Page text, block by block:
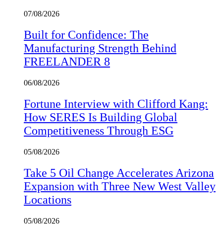
07/08/2026
Built for Confidence: The
Manufacturing Strength Behind
FREELANDER 8
06/08/2026
Fortune Interview with Clifford Kang:
How SERES Is Building Global
Competitiveness Through ESG
05/08/2026
Take 5 Oil Change Accelerates Arizona
Expansion with Three New West Valley
Locations
05/08/2026